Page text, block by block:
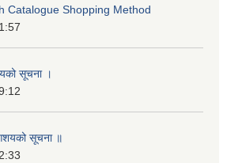
Catalogue Shopping Method
सूचना ।
सूचना ॥